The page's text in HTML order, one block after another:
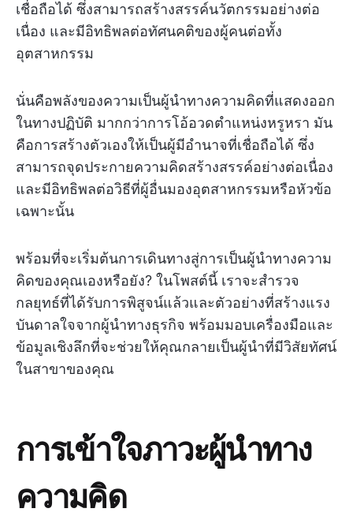
เชื่อถือได้ ซึ่งสามารถสร้างสรรค์นวัตกรรมอย่างต่อ
เนื่อง และมีอิทธิพลต่อทัศนคติของผู้คนต่อทั้ง
อุตสาหกรรม
นั่นคือพลังของความเป็นผู้นำทางความคิดที่แสดงออก
ในทางปฏิบัติ มากกว่าการโอ้อวดตำแหน่งหรูหรา มัน
คือการสร้างตัวเองให้เป็นผู้มีอำนาจที่เชื่อถือได้ ซึ่ง
สามารถจุดประกายความคิดสร้างสรรค์อย่างต่อเนื่อง
และมีอิทธิพลต่อวิธีที่ผู้อื่นมองอุตสาหกรรมหรือหัวข้อ
เฉพาะนั้น
พร้อมที่จะเริ่มต้นการเดินทางสู่การเป็นผู้นำทางความ
คิดของคุณเองหรือยัง? ในโพสต์นี้ เราจะสำรวจ
กลยุทธ์ที่ได้รับการพิสูจน์แล้วและตัวอย่างที่สร้างแรง
บันดาลใจจากผู้นำทางธุรกิจ พร้อมมอบเครื่องมือและ
ข้อมูลเชิงลึกที่จะช่วยให้คุณกลายเป็นผู้นำที่มีวิสัยทัศน์
ในสาขาของคุณ
การเข้าใจภาวะผู้นำทาง
ความคิด